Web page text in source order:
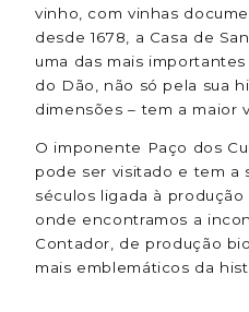
vinho, com vinhas
desde 1678, a Casa de
uma das mais
do Dão, não só pela sua
dimensões – tem a maior
O imponente Paço dos
pode ser visitado e tem a
séculos ligada à
onde encontramos a
Contador, de produção
mais emblemáticos da